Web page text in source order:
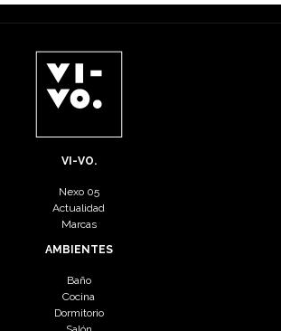
VI-VO.
Nexo 05
Actualidad
Marcas
AMBIENTES
Baño
Cocina
Dormitorio